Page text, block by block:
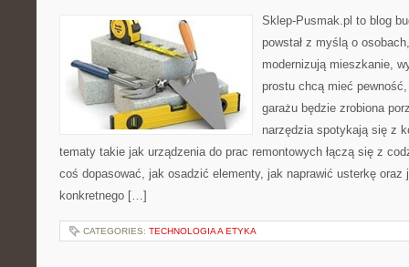
Sklep-Pusmak.pl to blog
powstał z myślą o
modernizują mieszkanie,
prostu chcą mieć
garażu będzie zrobiona
narzędzia spotykają się z
tematy takie jak urządzenia do prac remontowych łączą się z
coś dopasować, jak osadzić elementy, jak naprawić usterkę oraz
konkretnego […]
CATEGORIES: TECHNOLOGIA A ETYKA